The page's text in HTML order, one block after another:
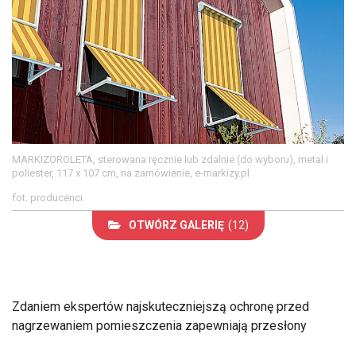
MARKIZOROLETA, sterowana ręcznie lub zdalnie (do wyboru), metal i
poliester, 117 x 107 cm, na zamówienie, e-markizy.pl
fot. producenci
OTWÓRZ GALERIĘ (12)
Zdaniem ekspertów najskuteczniejszą ochronę przed
nagrzewaniem pomieszczenia zapewniają przesłony